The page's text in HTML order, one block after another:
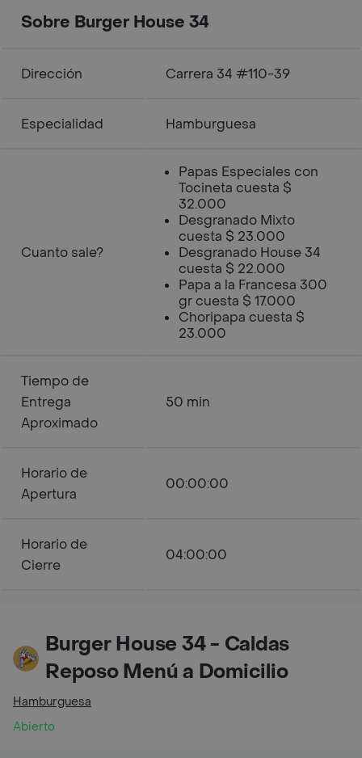
Sobre Burger House 34
Dirección Carrera 34 #110-39
Especialidad Hamburguesa
Cuanto sale?
Papas Especiales con
Tocineta cuesta $
32.000
Desgranado Mixto
cuesta $ 23.000
Desgranado House 34
cuesta $ 22.000
Papa a la Francesa 300
gr cuesta $ 17.000
Choripapa cuesta $
23.000
Tiempo de
Entrega
Aproximado
50 min
Horario de
Apertura
00:00:00
Horario de
Cierre
04:00:00
Burger House 34 - Caldas
Reposo Menú a Domicilio
Hamburguesa
Abierto